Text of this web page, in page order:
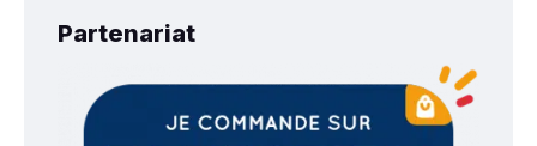
Partenariat